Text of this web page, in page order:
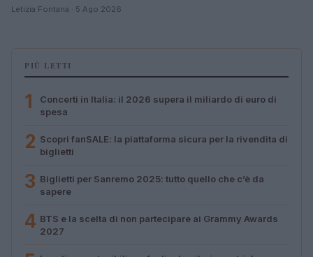
Letizia Fontana · 5 Ago 2026
PIÙ LETTI
1
Concerti in Italia: il 2026 supera il miliardo di euro di
spesa
2 Scopri fanSALE: la piattaforma sicura per la rivendita di
biglietti
3 Biglietti per Sanremo 2025: tutto quello che c’è da
sapere
4 BTS e la scelta di non partecipare ai Grammy Awards
2027